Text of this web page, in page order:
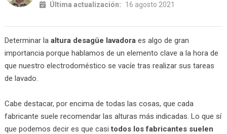
Última actualización: 16 agosto 2021
Determinar la altura desagüe lavadoraes algo de gran
importancia porque hablamos de un elemento clave a la hora de
que nuestro electrodoméstico se vacíe tras realizar sus tareas
de lavado.
Cabe destacar, por encima de todas las cosas, que cada
fabricante suele recomendar las alturas más indicadas. Lo que sí
que podemos decir es que casitodos los fabricantes suelen